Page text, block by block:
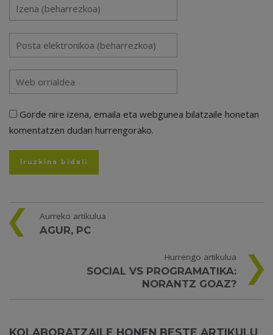
Gorde nire izena, emaila eta webgunea bilatzaile honetan
komentatzen dudan hurrengorako.
Aurreko artikulua
AGUR, PC
Hurrengo artikulua
SOCIAL VS PROGRAMATIKA:
NORANTZ GOAZ?
KOLABORATZAILE HONEN BESTE ARTIKULU